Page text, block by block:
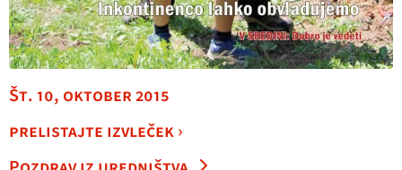
Št. 10, oktober 2015
prelistajte izvleček ›